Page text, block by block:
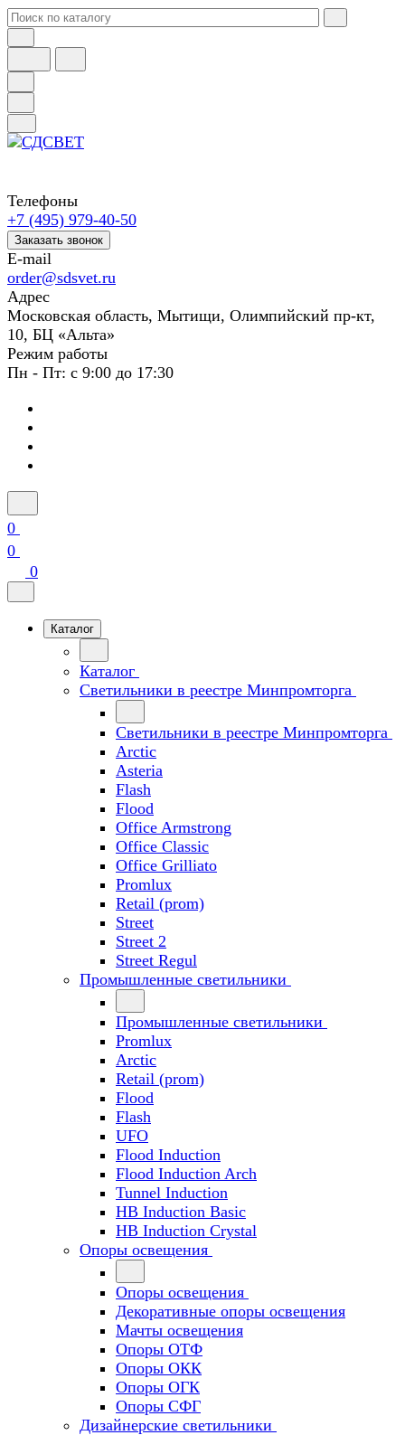
Телефоны
+7 (495) 979-40-50
Заказать звонок
E-mail
order@sdsvet.ru
Адрес
Московская область, Мытищи, Олимпийский пр-кт,
10, БЦ «Альта»
Режим работы
Пн - Пт: с 9:00 до 17:30
0
0
0
Каталог
Каталог
Светильники в реестре Минпромторга
Светильники в реестре Минпромторга
Arctic
Asteria
Flash
Flood
Office Armstrong
Office Classic
Office Grilliato
Promlux
Retail (prom)
Street
Street 2
Street Regul
Промышленные светильники
Промышленные светильники
Promlux
Arctic
Retail (prom)
Flood
Flash
UFO
Flood Induction
Flood Induction Arch
Tunnel Induction
HB Induction Basic
HB Induction Crystal
Опоры освещения
Опоры освещения
Декоративные опоры освещения
Мачты освещения
Опоры ОТФ
Опоры ОКК
Опоры ОГК
Опоры СФГ
Дизайнерские светильники